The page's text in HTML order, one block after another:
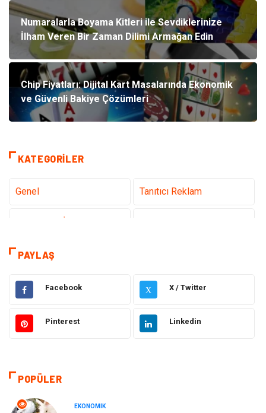
Numaralarla Boyama Kitleri ile Sevdiklerinize
İlham Veren Bir Zaman Dilimi Armağan Edin
Chip Fiyatları: Dijital Kart Masalarında Ekonomik
ve Güvenli Bakiye Çözümleri
KATEGORILER
Genel Tanıtıcı Reklam
teknoloji
Hukuk Giyim
Elektronik Makine
Sağlıklı Yaşam
Otomotiv
PAYLAŞ
Facebook X X / Twitter
Pinterest Linkedin
POPÜLER
EKONOMIK